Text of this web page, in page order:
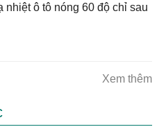
nhiệt ô tô nóng 60 độ chỉ sau
Xem thêm